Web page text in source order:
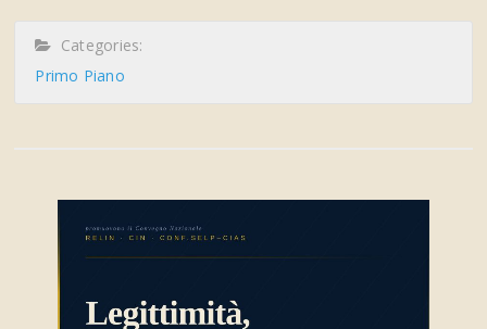
Categories:
Primo Piano